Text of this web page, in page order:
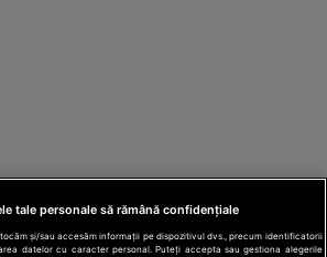
tale personale să rămână confidențiale
și/sau accesăm informații pe dispozitivul dvs., precum identificatorii
datelor cu caracter personal. Puteți accepta sau gestiona alegerile